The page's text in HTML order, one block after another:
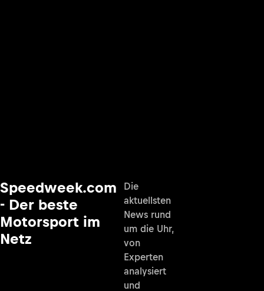
Speedweek.com
- Der beste
Motorsport im
Netz
Die
aktuellsten
News rund
um die Uhr,
von
Experten
analysiert
und